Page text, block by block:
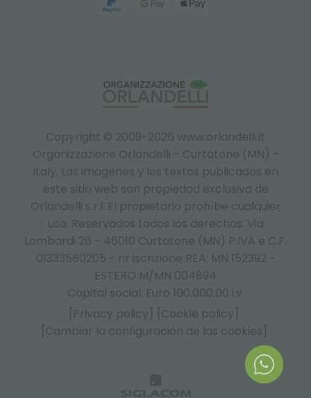
Copyright © 2009-2026 www.orlandelli.it
Organizzazione Orlandelli - Curtatone (MN) -
Italy. Las imágenes y los textos publicados en
este sitio web son propiedad exclusiva de
Orlandelli s.r.l. El propietario prohíbe cualquier
uso. Reservados todos los derechos. Via
Lombardi 26 - 46010 Curtatone (MN) P.IVA e C.F.
01333580205 - nr iscrizione REA: MN 152392 -
ESTERO M/MN 004894
Capital social: Euro 100.000,00 i.v.
[Privacy policy]
[Cookie policy]
[Cambiar la configuración de las cookies]